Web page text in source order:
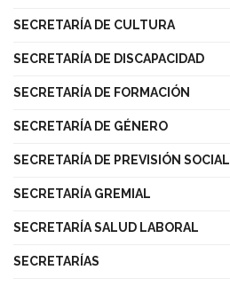
SECRETARÍA DE CULTURA
SECRETARÍA DE DISCAPACIDAD
SECRETARÍA DE FORMACIÓN
SECRETARÍA DE GÉNERO
SECRETARÍA DE PREVISIÓN SOCIAL
SECRETARÍA GREMIAL
SECRETARÍA SALUD LABORAL
SECRETARÍAS